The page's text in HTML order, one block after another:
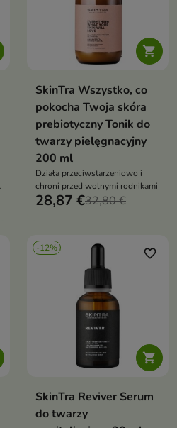

SkinTra Wszystko, co
pokocha Twoja skóra
prebiotyczny Tonik do
twarzy pielęgnacyjny
200 ml
Działa przeciwstarzeniowo i
chroni przed wolnymi rodnikami
28,87 €32,80 €
-12%

favorite_border
SkinTra Reviver Serum
do twarzy